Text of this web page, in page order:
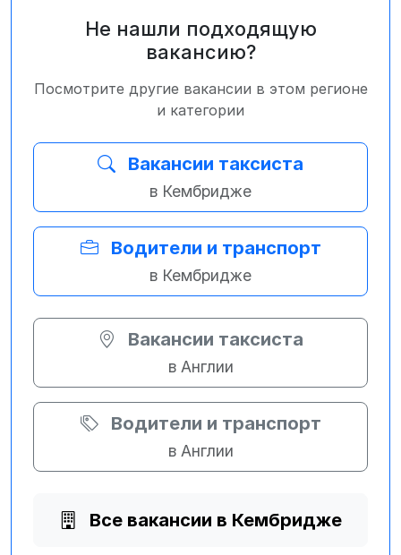
Не нашли подходящую
вакансию?
Посмотрите другие вакансии в этом регионе
и категории
Вакансии таксиста
в Кембридже
Водители и транспорт
в Кембридже
Вакансии таксиста
в Англии
Водители и транспорт
в Англии
Все вакансии в Кембридже